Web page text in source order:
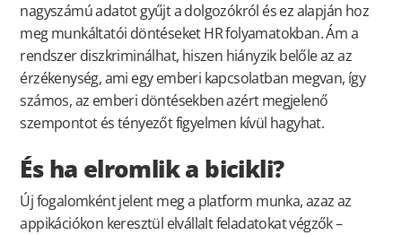
nagyszámú adatot gyűjt a dolgozókról és ez alapján hoz
meg munkáltatói döntéseket HR folyamatokban. Ám a
rendszer diszkriminálhat, hiszen hiányzik belőle az az
érzékenység, ami egy emberi kapcsolatban megvan, így
számos, az emberi döntésekben azért megjelenő
szempontot és tényezőt figyelmen kívül hagyhat.
És ha elromlik a bicikli?
Új fogalomként jelent meg a platform munka, azaz az
appikációkon keresztül elvállalt feladatokat végzők –